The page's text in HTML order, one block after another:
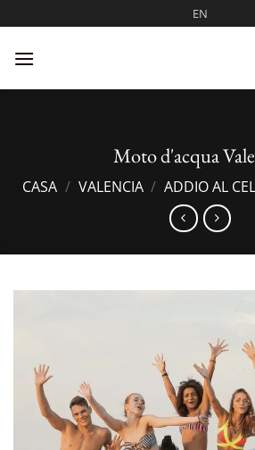
ai
contenuti
EN
Moto d'acqua
CASA / VALENCIA / ADDIO AL